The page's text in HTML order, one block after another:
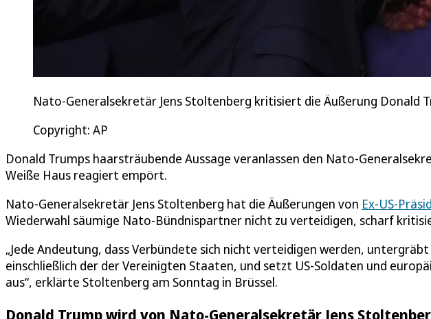
Nato-Generalsekretär Jens Stoltenberg kritisiert die Äußerung Donald
Copyright: AP
Donald Trumps haarsträubende Aussage veranlassen den Nato-
Weiße Haus reagiert empört.
Nato-Generalsekretär Jens Stoltenberg hat die Äußerungen von Ex-US-
Wiederwahl säumige Nato-Bündnispartner nicht zu verteidigen, scharf
„Jede Andeutung, dass Verbündete sich nicht verteidigen werden,
einschließlich der der Vereinigten Staaten, und setzt US-Soldaten und
aus“, erklärte Stoltenberg am Sonntag in Brüssel.
Donald Trump wird von Nato-Generalsekretär Jens